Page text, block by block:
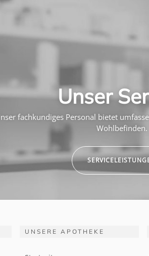
Unser
fachkundiges Personal bietet
Wohlbefinden.
UNSERE APOTHEKE